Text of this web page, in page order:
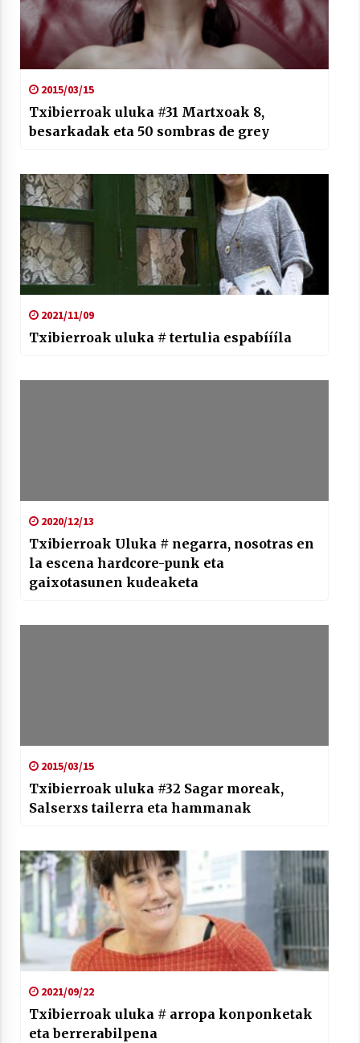
2015/03/15
Txibierroak uluka #31 Martxoak 8,
besarkadak eta 50 sombras de grey
2021/11/09
Txibierroak uluka # tertulia espabíííla
2020/12/13
Txibierroak Uluka # negarra, nosotras en
la escena hardcore-punk eta
gaixotasunen kudeaketa
2015/03/15
Txibierroak uluka #32 Sagar moreak,
Salserxs tailerra eta hammanak
2021/09/22
Txibierroak uluka # arropa konponketak
eta berrerabilpena